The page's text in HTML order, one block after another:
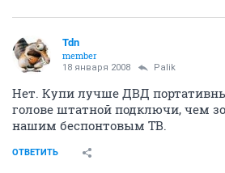
Tdn
member
18 января 2008 Palik
Нет. Купи лучше ДВД
голове штатной подключи, чем
нашим беспонтовым ТВ.
ОТВЕТИТЬ